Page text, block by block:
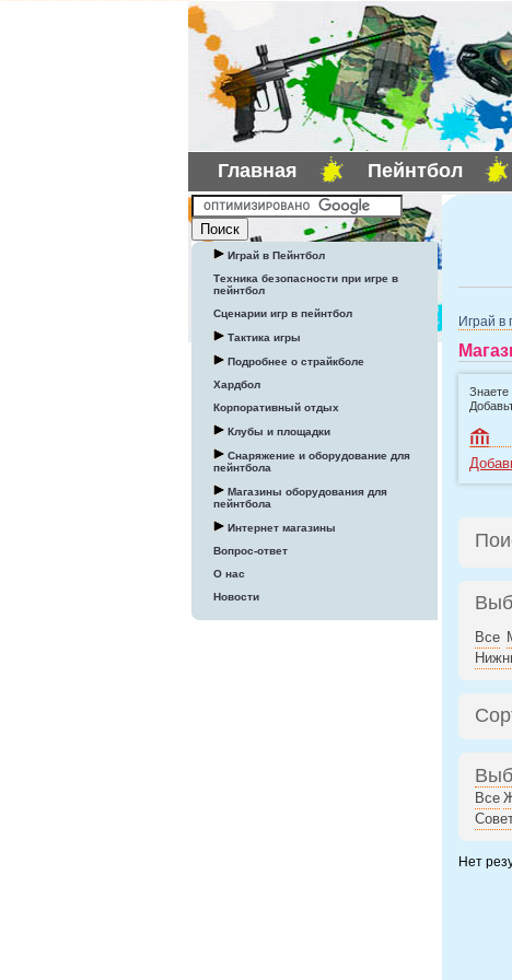
Главная Пейнтбол
Играй в Пейнтбол
Техника безопасности при игре в
пейнтбол
Сценарии игр в пейнтбол
Тактика игры
Подробнее о страйкболе
Хардбол
Корпоративный отдых
Клубы и площадки
Снаряжение и оборудование для
пейнтбола
Магазины оборудования для
пейнтбола
Интернет магазины
Вопрос-ответ
О нас
Новости
Играй в
Знаете
Все
Все
Нет